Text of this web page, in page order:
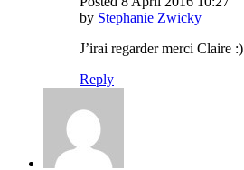
by Stephanie Zwicky
J’irai regarder merci Claire :)
Reply